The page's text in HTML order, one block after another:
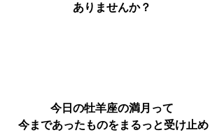
ありませんか？
今日の牡羊座の満月って